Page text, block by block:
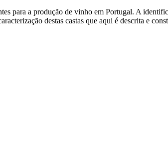
para a produção de vinho em Portugal. A
destas castas que aqui é descrita e